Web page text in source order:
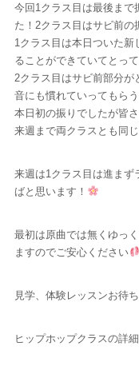
今回1クラス目は最後まで
た！2クラス目はサビ前の
1クラス目は本日ついた
ることができていてとっ
2クラス目はサビ前部分が
音にも慣れていってもら
本日初の振りでしたが皆
来週まで両クラスとも同
来週は1クラス目は進まず
ばと思います！
最初は原曲では無くゆっ
ますのでご安心ください
見学、体験レッスンお待
ヒップホップクラスの詳